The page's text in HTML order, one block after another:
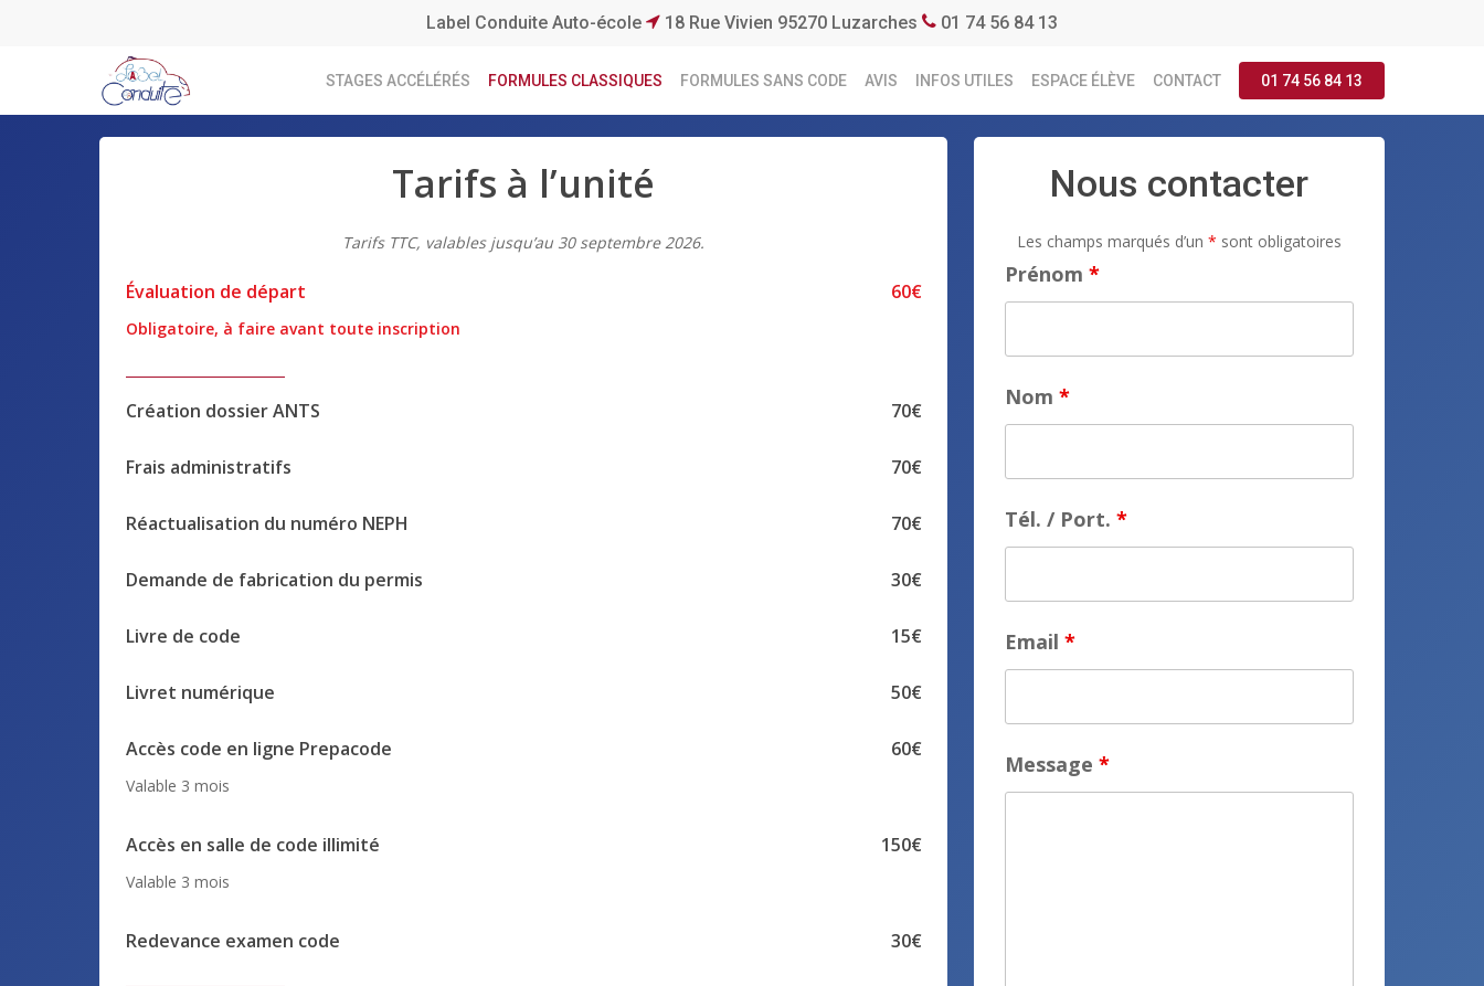
Label Conduite Auto-école 18 Rue Vivien 95270 Luzarches 01 74 56 84 13
STAGES ACCÉLÉRÉS FORMULES CLASSIQUES FORMULES SANS CODE AVIS INFOS UTILES ESPACE ÉLÈVE CONTACT 01 74 56 84 13
Tarifs à l’unité
Tarifs TTC, valables jusqu’au 30 septembre 2026.
Évaluation de départ 60€
Obligatoire, à faire avant toute inscription
Création dossier ANTS 70€
Frais administratifs 70€
Réactualisation du numéro NEPH 70€
Demande de fabrication du permis 30€
Livre de code 15€
Livret numérique 50€
Accès code en ligne Prepacode 60€
Valable 3 mois
Accès en salle de code illimité 150€
Valable 3 mois
Redevance examen code 30€
Nous contacter
Les champs marqués d’un * sont obligatoires
Prénom *
Nom *
Tél. / Port. *
Email *
Message *